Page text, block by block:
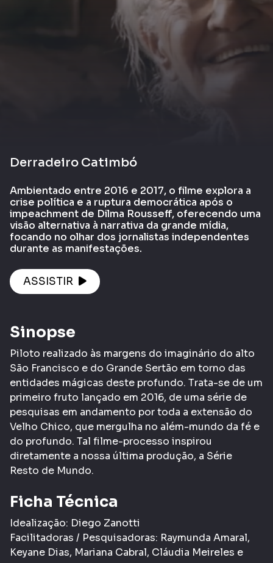
Derradeiro Catimbó
Ambientado entre 2016 e 2017, o filme explora a
crise política e a ruptura democrática após o
impeachment de Dilma Rousseff, oferecendo uma
visão alternativa à narrativa da grande mídia,
focando no olhar dos jornalistas independentes
durante as manifestações.
ASSISTIR
Sinopse
Piloto realizado às margens do imaginário do alto
São Francisco e do Grande Sertão em torno das
entidades mágicas deste profundo. Trata-se de um
primeiro fruto lançado em 2016, de uma série de
pesquisas em andamento por toda a extensão do
Velho Chico, que mergulha no além-mundo da fé e
do profundo. Tal filme-processo inspirou
diretamente a nossa última produção, a Série
Resto de Mundo.
Ficha Técnica
Idealização: Diego Zanotti
Facilitadoras / Pesquisadoras: Raymunda Amaral,
Keyane Dias, Mariana Cabral, Cláudia Meireles e